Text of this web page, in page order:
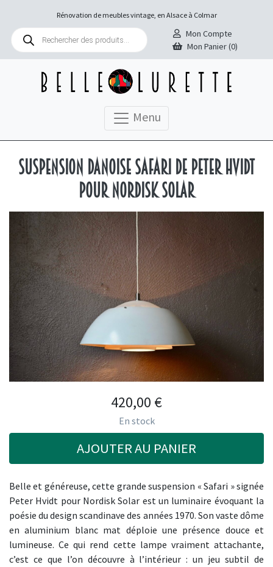
Rénovation de meubles vintage, en Alsace à Colmar
Recherche
produits
Mon Compte
Mon Panier (0)
Menu
Suspension danoise Safari de Peter Hvidt
pour Nordisk Solar
420,00 €
En stock
AJOUTER AU PANIER
Belle et généreuse, cette grande suspension « Safari » signée
Peter Hvidt pour Nordisk Solar est un luminaire évoquant la
poésie du design scandinave des années 1970. Son vaste dôme
en aluminium blanc mat déploie une présence douce et
lumineuse. Ce qui rend cette lampe vraiment attachante,
c’est ce que l’on découvre à l’intérieur : un jeu subtil de